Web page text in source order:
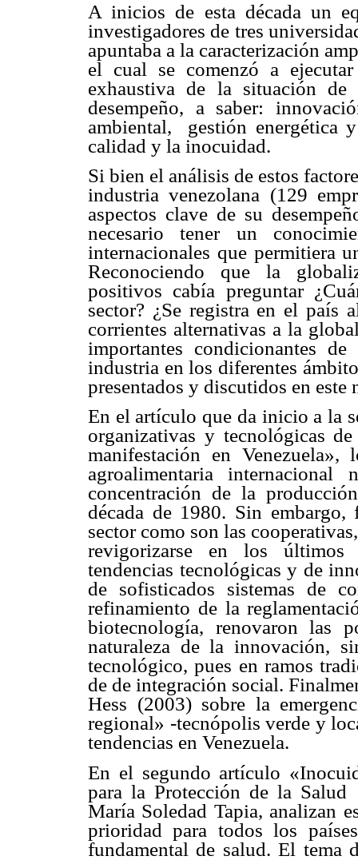
A inicios de esta década un
investigadores de tres
apuntaba a la caracterización
el cual se comenzó a
exhaustiva de la situación
desempeño, a saber:
ambiental, gestión energética
calidad y la inocuidad.
Si bien el análisis de estos
industria venezolana (129
aspectos clave de su
necesario tener un
internacionales que permitiera
Reconociendo que la
positivos cabía preguntar
sector? ¿Se registra en el país
corrientes alternativas a la
importantes condicionantes
industria en los diferentes
presentados y discutidos en este
En el artículo que da inicio a la
organizativas y tecnológicas
manifestación en
agroalimentaria
concentración de la
década de 1980. Sin
sector como son las
revigorizarse en los últimos
tendencias tecnológicas y de
de sofisticados sistemas de
refinamiento de la
biotecnología, renovaron las
naturaleza de la innovación,
tecnológico, pues en ramos
de de integración social.
Hess (2003) sobre la
regional» -tecnópolis verde y
tendencias en Venezuela.
En el segundo artículo
para la Protección de la
María Soledad Tapia, analizan
prioridad para todos los
fundamental de salud. El tema